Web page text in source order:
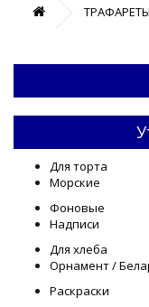
ТРАФАРЕТЫ
Для торта
Морские
Фоновые
Надписи
Для хлеба
Орнамент /
Раскраски